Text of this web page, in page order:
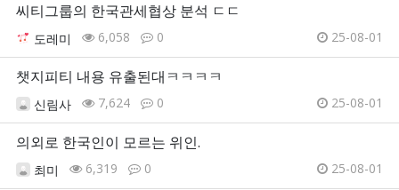
씨티그룹의 한국관세협상 분석 ㄷㄷ
도레미 6,058 0 25-08-01
챗지피티 내용 유출된대ㅋㅋㅋㅋ
신림사 7,624 0 25-08-01
의외로 한국인이 모르는 위인.
최미 6,319 0 25-08-01